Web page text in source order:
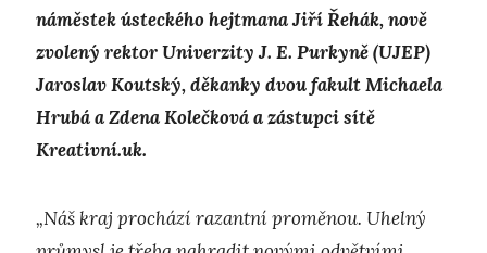
náměstek ústeckého hejtmana Jiří Řehák, nově
zvolený rektor Univerzity J. E. Purkyně (UJEP)
Jaroslav Koutský, děkanky dvou fakult Michaela
Hrubá a Zdena Kolečková a zástupci sítě
Kreativní.uk.
„Náš kraj prochází razantní proměnou. Uhelný